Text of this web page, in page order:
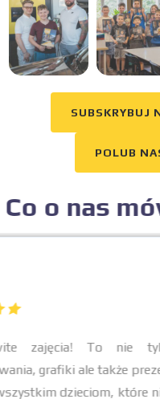
SUBSKRYBUJ
POLUB
Co o
Niesamowite
programowania, grafiki
Polecam wszystkim